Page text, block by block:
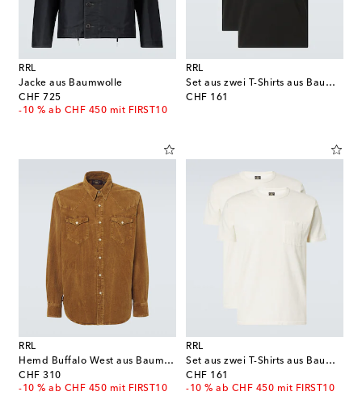
RRL
Jacke aus Baumwolle
CHF 725
original price
-10 % ab CHF 450 mit FIRST10
RRL
Set aus zwei T-Shirts aus Baumwolljersey
CHF 161
original price
RRL
Hemd Buffalo West aus Baumwollcord
CHF 310
original price
-10 % ab CHF 450 mit FIRST10
RRL
Set aus zwei T-Shirts aus Baumwolljersey
CHF 161
original price
-10 % ab CHF 450 mit FIRST10